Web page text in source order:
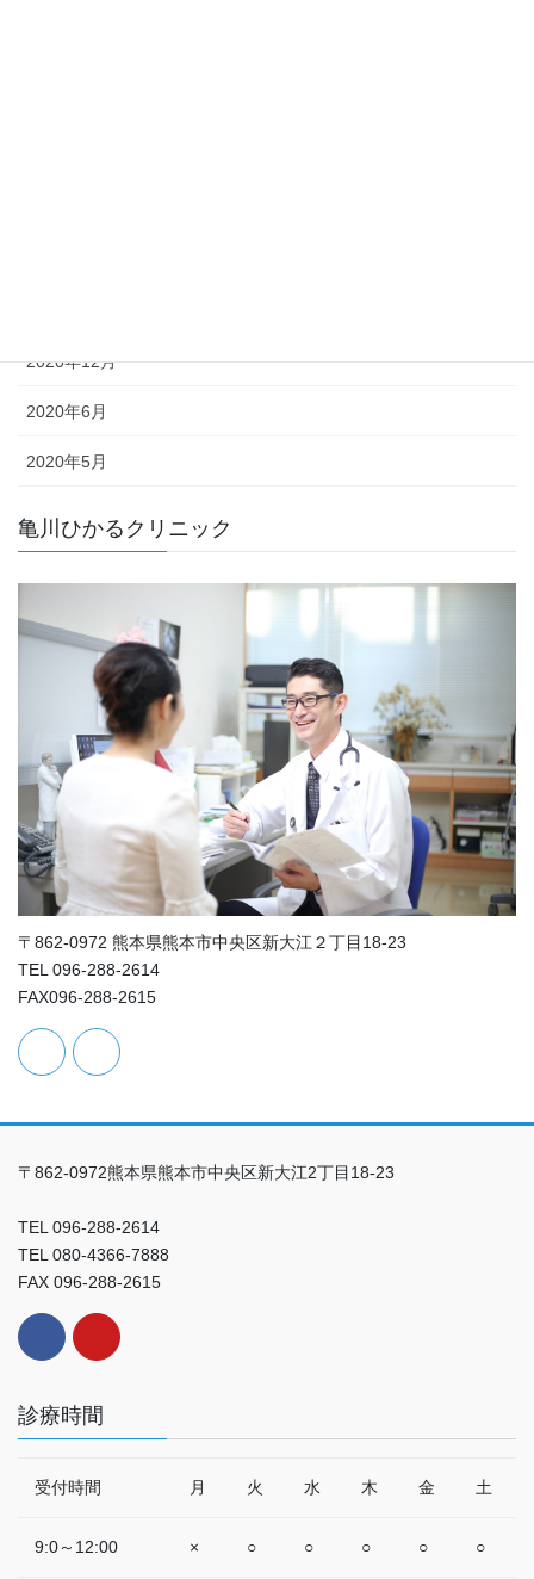
2020年12月
2020年6月
2020年5月
亀川ひかるクリニック
〒862-0972 熊本県熊本市中央区新大江２丁目18-23
TEL 096-288-2614
FAX096-288-2615
〒862-0972熊本県熊本市中央区新大江2丁目18-23
TEL 096-288-2614
TEL 080-4366-7888
FAX 096-288-2615
診療時間
受付時間 月 火 水 木 金 土
9:0～12:00 × ○ ○ ○ ○ ○